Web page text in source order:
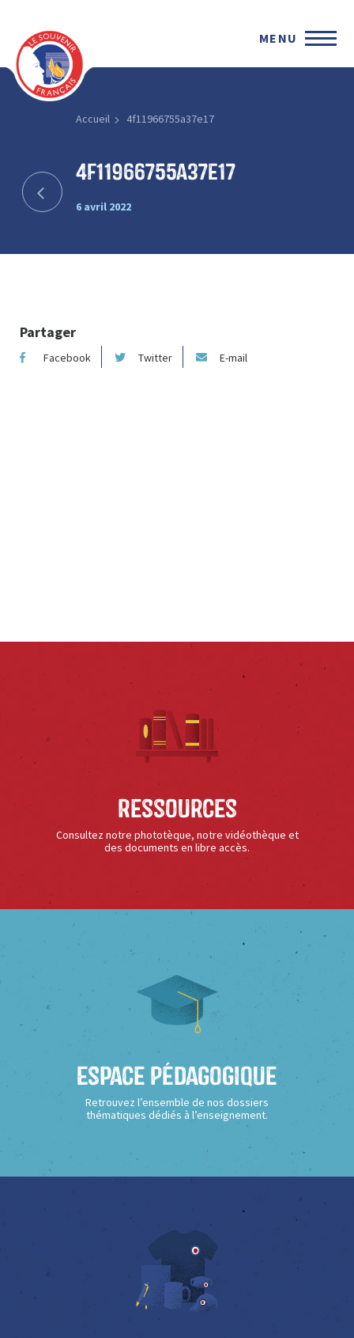
MENU
Accueil 4f11966755a37e17
4f11966755a37e17
6 avril 2022
Partager
Facebook Twitter E-mail
Ressources
Consultez notre phototèque, notre vidéothèque et
des documents en libre accès.
Espace Pédagogique
Retrouvez l’ensemble de nos dossiers
thématiques dédiés à l’enseignement.